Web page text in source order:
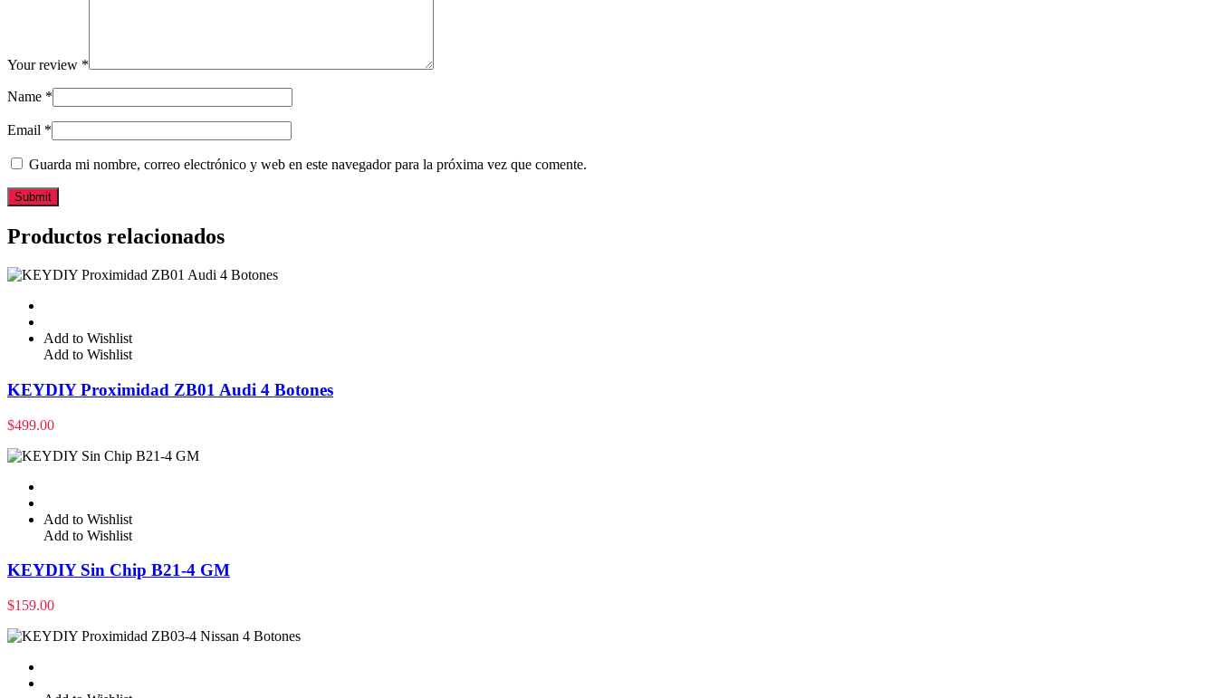
Your review *
Name *
Email *
Guarda mi nombre, correo electrónico y web en este navegador para la próxima vez que comente.
Productos relacionados
Add to Wishlist
Add to Wishlist
KEYDIY Proximidad ZB01 Audi 4 Botones
$499.00
Add to Wishlist
Add to Wishlist
KEYDIY Sin Chip B21-4 GM
$159.00